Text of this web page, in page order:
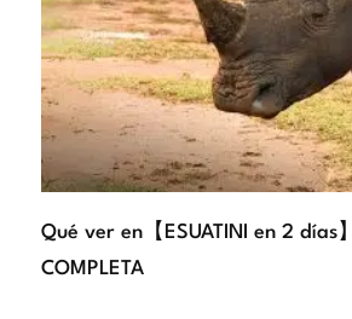
Qué ver en【ESUATINI en 2 días
COMPLETA